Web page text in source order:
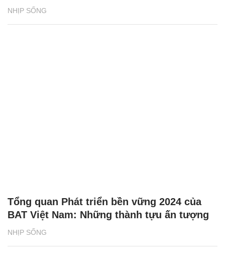
NHỊP SỐNG
NHỊP SỐNG
Tổng quan Phát triển bền vững 2024 của
BAT Việt Nam: Những thành tựu ấn tượng